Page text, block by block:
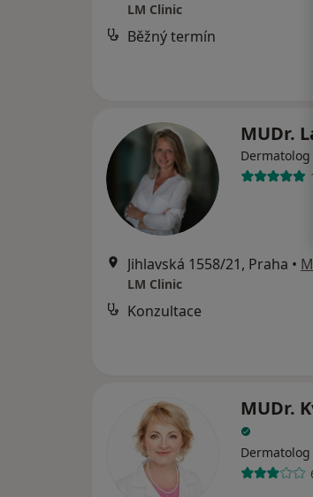
LM Clinic
Běžný termín
MUDr.
Dermatolog
Jihlavská 1558/21, Praha •
LM Clinic
Konzultace
MUDr.
Dermatolog